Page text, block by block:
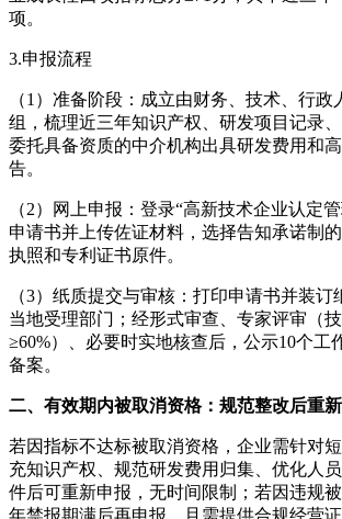
项。
3.申报流程
（1）准备阶段：成立由财务、技术、行
组，梳理近三年知识产权、研发项目记录
委托具备资质的中介机构出具研发费用和
告。
（2）网上申报：登录“高新技术企业认定
申请书并上传佐证材料，选择告知承诺制
执照和专利证书原件。
（3）纸质提交与审核：打印申请书并装订
当地受理部门；经形式审查、专家评审（
≥60%）、必要时实地核查后，公示10个工
备案。
二、有效期内被取消资格：规范整改后重
若因指标不达标被取消资格，企业需针对
充知识产权、规范研发费用归集、优化人
件后可重新申报，无时间限制；若因违规